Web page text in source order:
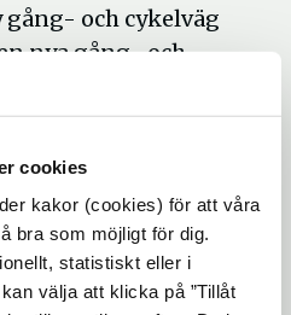
cookies
kakor (cookies) för att våra
bra som möjligt för dig.
statistiskt eller i
välja att klicka på ”Tillåt
gång- och cykelväg
nya gång- och
och Ridhuset. Den
under
där det